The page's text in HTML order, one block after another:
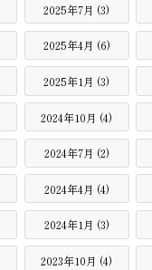
2025年7月 (3)
2025年4月 (6)
2025年1月 (3)
2024年10月 (4)
2024年7月 (2)
2024年4月 (4)
2024年1月 (3)
2023年10月 (4)